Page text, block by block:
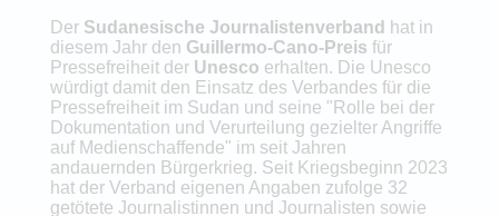
Der Sudanesische Journalistenverband
hat in
diesem Jahr den Guillermo-Cano-Preis für
Pressefreiheit der Unesco erhalten. Die Unesco
würdigt damit den Einsatz des Verbandes für die
Pressefreiheit im Sudan und seine "Rolle bei der
Dokumentation und Verurteilung gezielter Angriffe
auf Medienschaffende" im seit Jahren
andauernden Bürgerkrieg. Seit Kriegsbeginn 2023
hat der Verband eigenen Angaben zufolge 32
getötete Journalistinnen und Journalisten sowie